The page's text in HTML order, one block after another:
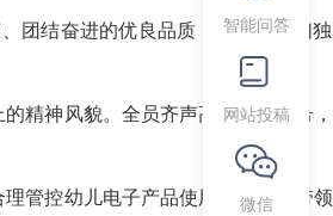
团结奋进的优良品质，鼓励孩子们
精神风貌。全员齐声高呼主题口号
管控幼儿电子产品使用时长，多带
智能问答
网站投稿
微信